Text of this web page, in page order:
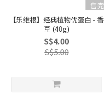
售完
【乐维根】经典植物优蛋白 - 香
草 (40g)
S$4.00
S$5.00